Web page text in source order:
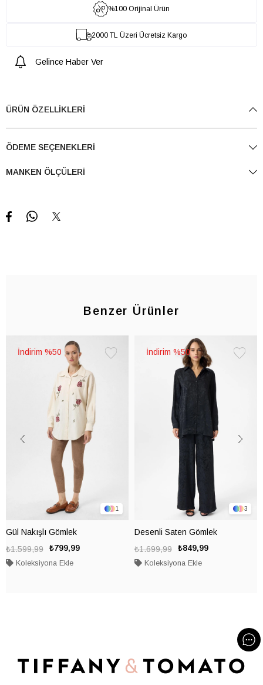
%100 Orijinal Ürün
2000 TL Üzeri Ücretsiz Kargo
Gelince Haber Ver
ÜRÜN ÖZELLIKLERI
ÖDEME SEÇENEKLERI
MANKEN ÖLÇÜLERI
Benzer Ürünler
1
Gül Nakışlı Gömlek
₺799,99
₺1.599,99
Koleksiyona Ekle
%50
3
Desenli Saten Gömlek
₺849,99
₺1.699,99
Koleksiyona Ekle
%50